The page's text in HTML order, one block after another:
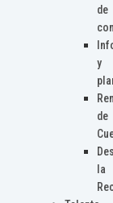
de
y
de
la